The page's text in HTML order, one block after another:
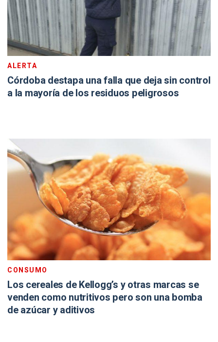
ALERTA
Córdoba destapa una falla que deja sin control
a la mayoría de los residuos peligrosos
CONSUMO
Los cereales de Kellogg’s y otras marcas se
venden como nutritivos pero son una bomba
de azúcar y aditivos